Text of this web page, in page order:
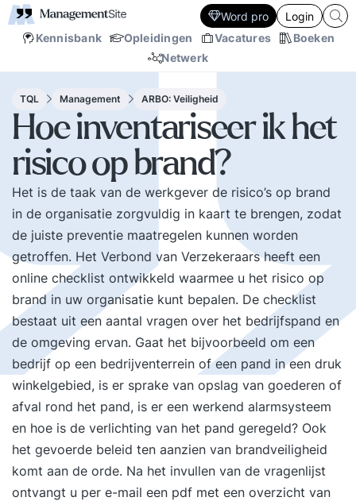
Kennisbank Opleidingen Vacatures
Boeken
Netwerk
Word pro Login
TQL Management ARBO: Veiligheid
Hoe inventariseer ik het
risico op brand?
Het is de taak van de werkgever de risico’s op brand
in de organisatie zorgvuldig in kaart te brengen, zodat
de juiste preventie maatregelen kunnen worden
getroffen. Het Verbond van Verzekeraars heeft een
online checklist ontwikkeld waarmee u het risico op
brand in uw organisatie kunt bepalen. De checklist
bestaat uit een aantal vragen over het bedrijfspand en
de omgeving ervan. Gaat het bijvoorbeeld om een
bedrijf op een bedrijventerrein of een pand in een druk
winkelgebied, is er sprake van opslag van goederen of
afval rond het pand, is er een werkend alarmsysteem
en hoe is de verlichting van het pand geregeld? Ook
het gevoerde beleid ten aanzien van brandveiligheid
komt aan de orde. Na het invullen van de vragenlijst
ontvangt u per e-mail een pdf met een overzicht van